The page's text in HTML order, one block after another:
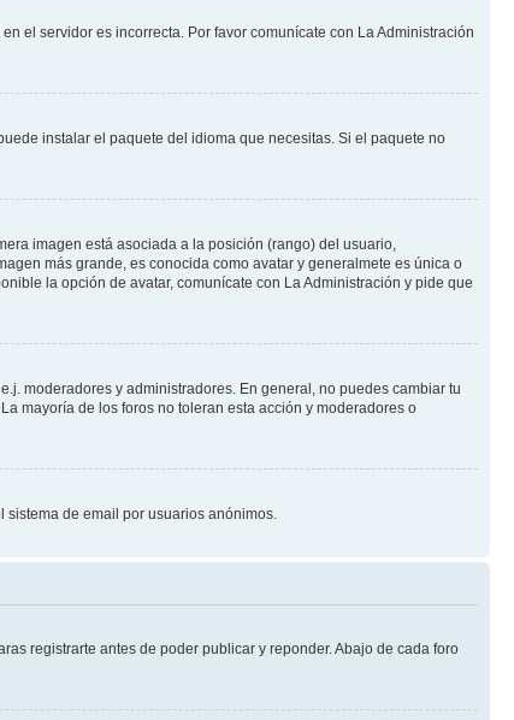
el servidor es incorrecta. Por favor comunícate con La Administración
instalar el paquete del idioma que necesitas. Si el paquete no
imagen está asociada a la posición (rango) del usuario,
más grande, es conocida como avatar y generalmete es única o
la opción de avatar, comunícate con La Administración y pide que
moderadores y administradores. En general, no puedes cambiar tu
mayoría de los foros no toleran esta acción y moderadores o
de email por usuarios anónimos.
registrarte antes de poder publicar y reponder. Abajo de cada foro